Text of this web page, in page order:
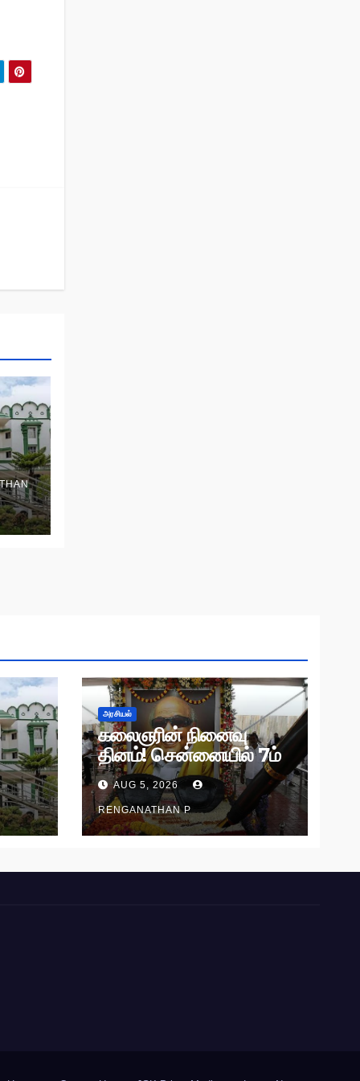
அரசியல்
கலைஞரின் நினைவு
தினம்! சென்னையில் 7ம்
தேதி அமைதிப் பேரணி!
AUG 5, 2026
RENGANATHAN P